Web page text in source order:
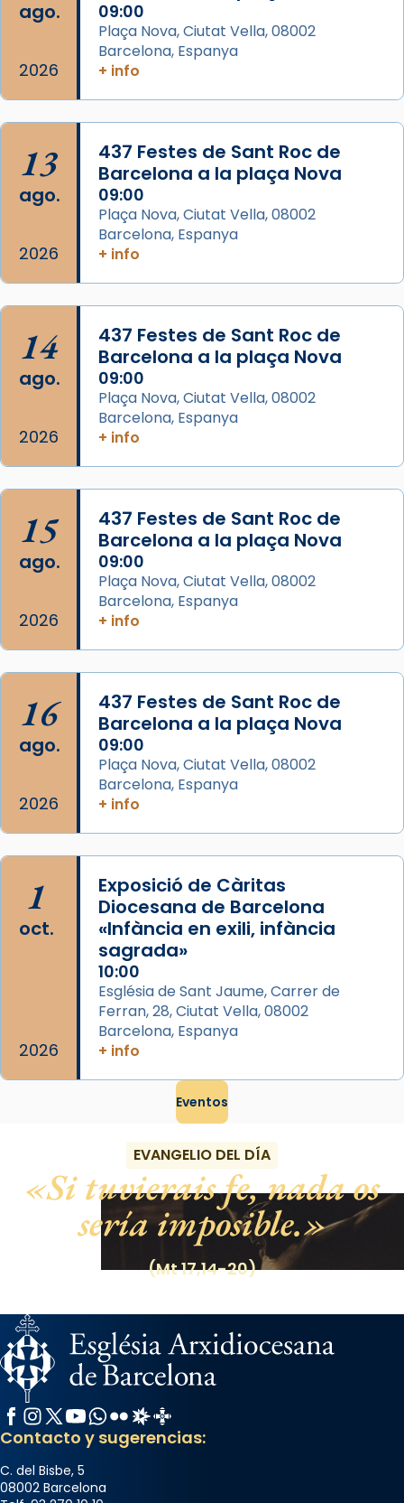
Aquest dilluns, 27 de juliol, ha tingut lloc la
missa d’acció de gràcies en agraïment al
comitè organitzador de la visita apostòlica
col·laboradors, a la Catedral de Barcelona.
Josep Omella, ha presidit la missa i l’ha
concelebrat el bisbe auxiliar de Barcelona,
Mons. David Abadías.
📸 Dr. G. Simón
Foto
Arquebisbat de Barcelona
2 weeks ago
Memòria de les santes Juliana i
Semproniana, verges i màrtirs.
Acompanyant la història de sant Cugat, a
partir de l’Edat Mitjana sorgeix la tradició
que les santes Juliana (“relatiu a Júlia”) i
Semproniana (“relatiu a Semprònia =
eterna”) són deixebles seves. I l’any 1667, el
frare Joan Gaspar Roig, afirma en una obra
que les santes són filles de l’antiga Iluro.
Mataró en reivindicarà les relíq
...
ago.
2026
09:00
Plaça Nova, Ciutat Vella, 08002
Barcelona, Espanya
+ info
13
ago.
2026
437 Festes de Sant Roc de
Barcelona a la plaça Nova
09:00
Plaça Nova, Ciutat Vella, 08002
Barcelona, Espanya
+ info
14
ago.
2026
437 Festes de Sant Roc de
Barcelona a la plaça Nova
09:00
Plaça Nova, Ciutat Vella, 08002
Barcelona, Espanya
+ info
15
ago.
2026
437 Festes de Sant Roc de
Barcelona a la plaça Nova
09:00
Plaça Nova, Ciutat Vella, 08002
Barcelona, Espanya
+ info
16
ago.
2026
437 Festes de Sant Roc de
Barcelona a la plaça Nova
09:00
Plaça Nova, Ciutat Vella, 08002
Barcelona, Espanya
+ info
1
oct.
2026
Exposició de Càritas
Diocesana de Barcelona
«Infància en exili, infància
sagrada»
10:00
Església de Sant Jaume, Carrer de
Ferran, 28, Ciutat Vella, 08002
Barcelona, Espanya
+ info
Eventos
EVANGELIO DEL DÍA
Si tuvierais fe, nada os
sería imposible.
(Mt 17,14-20)
Facebook
Instagram
X / Twitter
YouTube
WhatsApp
FlickrRadio Estel
Catalunya Cristiana
Contacto y sugerencias:
C. del Bisbe, 5
08002 Barcelona